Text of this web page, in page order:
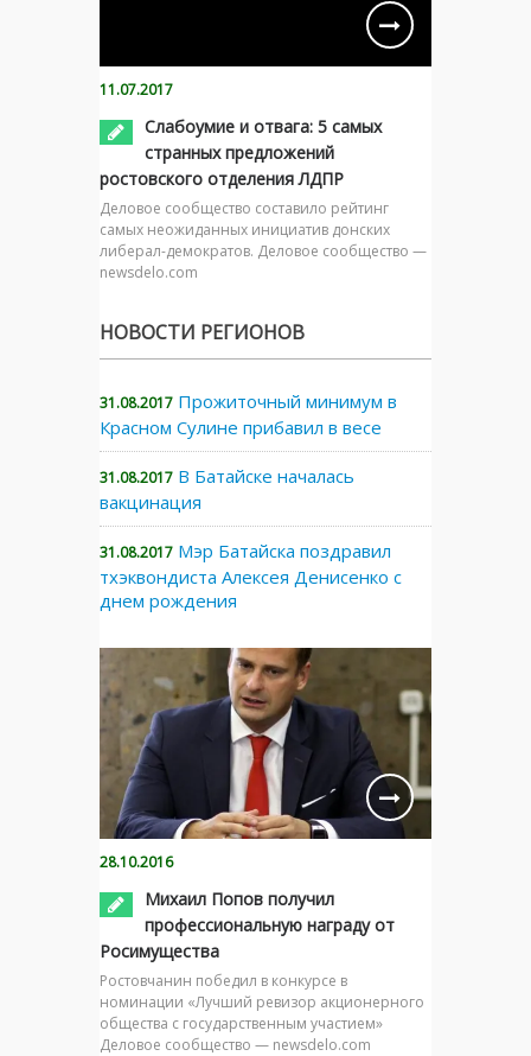
11.07.2017
Слабоумие и отвага: 5 самых
странных предложений
ростовского отделения ЛДПР
Деловое сообщество составило рейтинг
самых неожиданных инициатив донских
либерал-демократов. Деловое сообщество —
newsdelo.com
НОВОСТИ РЕГИОНОВ
31.08.2017 Прожиточный минимум в
Красном Сулине прибавил в весе
31.08.2017 В Батайске началась
вакцинация
31.08.2017 Мэр Батайска поздравил
тхэквондиста Алексея Денисенко с
днем рождения
28.10.2016
Михаил Попов получил
профессиональную награду от
Росимущества
Ростовчанин победил в конкурсе в
номинации «Лучший ревизор акционерного
общества с государственным участием»
Деловое сообщество — newsdelo.com